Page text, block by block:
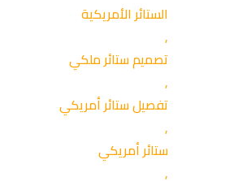
الستائر الأمريكية
,
تصميم ستائر ملكي
,
تفصيل ستائر أمريكي
,
ستائر أمريكي
,